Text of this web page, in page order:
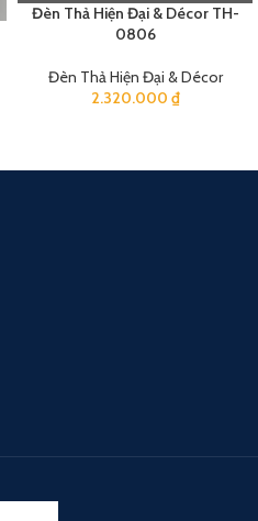
Đèn Thả Hiện Đại & Décor TH-
0806
Đèn Thả Hiện Đại & Décor
2.320.000 ₫